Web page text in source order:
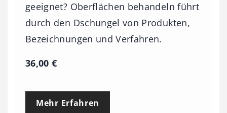
geeignet? Oberflächen behandeln führt
durch den Dschungel von Produkten,
Bezeichnungen und Verfahren.
36,00€
Mehr Erfahren